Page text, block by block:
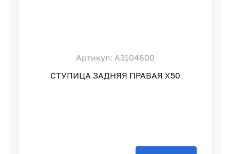
Артикул: A3104600
СТУПИЦА ЗАДНЯЯ ПРАВАЯ X50